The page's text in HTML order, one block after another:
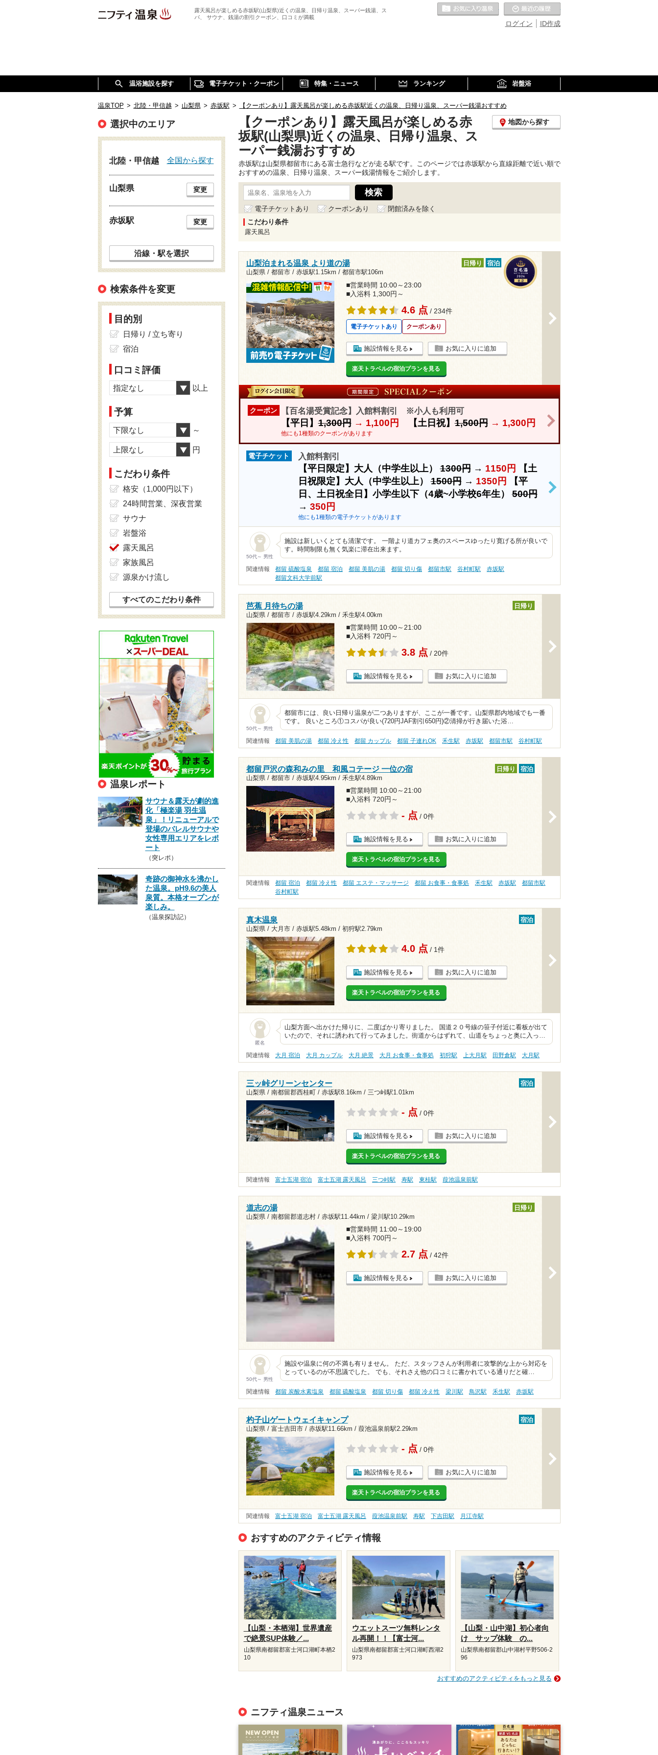
露天風呂が楽しめる赤坂駅(山梨県)近くの温泉、日帰り温泉、スーパー銭湯、ス
パ、 サウナ、銭湯の割引クーポン、口コミが満載
ID作成
ログイン
お気に入りの温泉
温浴施設を探す 電子チケット・クーポン 特集・ニュース ランキング 岩盤浴
温泉TOP > 北陸・甲信越 > 山梨県 > 赤坂駅 > 【クーポンあり】露天風呂が楽しめる赤坂駅近くの温泉、日帰り温泉、スーパー銭湯おすすめ
【クーポンあり】露天風呂が楽しめる赤
坂駅(山梨県)近くの温泉、日帰り温泉、ス
ーパー銭湯おすすめ
地図から探す
赤坂駅は山梨県都留市にある富士急行などが走る駅です。このページでは赤坂駅から直線距離で近い順で
おすすめの温泉、日帰り温泉、スーパー銭湯情報をご紹介します。
電子チケットあり クーポンあり
閉館済みを除く
こだわり条件
露天風呂
山梨泊まれる温泉 より道の湯
山梨県 / 都留市 / 赤坂駅1.15km / 都留市駅106m
日帰り 宿泊
■営業時間 10:00～23:00
■入浴料 1,300円～
4.6 点 / 234件
電子チケットあり クーポンあり
施設情報を見る お気に入りに追加
楽天トラベルの宿泊プランを見る
クーポン 【百名湯受賞記念】入館料割引 ※小人も利用可
【平日】1,300円→ 1,100円 【土日祝】1,500円→ 1,300円
他にも1種類のクーポンがあります
電子チケット 入館料割引
【平日限定】大人（中学生以上）1300円→ 1150円
【土
日祝限定】大人（中学生以上）1500円→ 1350円
【平
日、土日祝全日】小学生以下（4歳~小学校6年生）500円
→ 350円
他にも1種類の電子チケットがあります
>
50代～ 男性
施設は新しいくとても清潔です。 一階より道カフェ奥のスペースゆったり寛げる所が良いで
す。時間制限も無く気楽に滞在出来ます。
関連情報 都留 硫酸塩泉 都留 宿泊 都留 美肌の湯 都留 切り傷 都留市駅 谷村町駅
赤坂駅
都留文科大学前駅
芭蕉 月待ちの湯
山梨県 / 都留市 / 赤坂駅4.29km / 禾生駅4.00km
日帰り
■営業時間 10:00～21:00
■入浴料 720円～
3.8 点 / 20件
施設情報を見る お気に入りに追加
50代～ 男性
都留市には、良い日帰り温泉が二つありますが、ここが一番です。山梨県郡内地域でも一番
です。 良いところ①コスパが良い(720円JAF割引650円)②清掃が行き届いた浴…
関連情報 都留 美肌の湯 都留 冷え性 都留 カップル 都留 子連れOK 禾生駅 赤坂駅 都留市駅 谷村町駅
都留戸沢の森和みの里 和風コテージ 一位の宿
山梨県 / 都留市 / 赤坂駅4.95km / 禾生駅4.89km
日帰り 宿泊
■営業時間 10:00～21:00
■入浴料 720円～
- 点 / 0件
施設情報を見る お気に入りに追加
楽天トラベルの宿泊プランを見る
関連情報 都留 宿泊 都留 冷え性 都留 エステ・マッサージ 都留 お食事・食事処 禾生駅 赤坂駅
都留市駅
谷村町駅
真木温泉
山梨県 / 大月市 / 赤坂駅5.48km / 初狩駅2.79km
宿泊
4.0 点 / 1件
施設情報を見る お気に入りに追加
楽天トラベルの宿泊プランを見る
匿名
山梨方面へ出かけた帰りに、二度ばかり寄りました。 国道２０号線の笹子付近に看板が出て
いたので、それに誘われて行ってみました。街道からはずれて、山道をちょっと奥に入っ…
関連情報 大月 宿泊 大月 カップル 大月 絶景 大月 お食事・食事処 初狩駅 上大月駅 田野倉駅 大月駅
三ッ峠グリーンセンター
山梨県 / 南都留郡西桂町 / 赤坂駅8.16km / 三つ峠駅1.01km
宿泊
- 点 / 0件
施設情報を見る お気に入りに追加
楽天トラベルの宿泊プランを見る
関連情報 富士五湖 宿泊 富士五湖 露天風呂 三つ峠駅 寿駅 東桂駅 葭池温泉前駅
道志の湯
山梨県 / 南都留郡道志村 / 赤坂駅11.44km / 梁川駅10.29km
日帰り
■営業時間 11:00～19:00
■入浴料 700円～
2.7 点 / 42件
施設情報を見る お気に入りに追加
50代～ 男性
施設や温泉に何の不満も有りません。 ただ、スタッフさんが利用者に攻撃的な上から対応を
とっているのが不思議でした。 でも、それさえ他の口コミに書かれている通りだと確…
関連情報 都留 炭酸水素塩泉 都留 硫酸塩泉 都留 切り傷 都留 冷え性 梁川駅 鳥沢駅 禾生駅 赤坂駅
杓子山ゲートウェイキャンプ
山梨県 / 富士吉田市 / 赤坂駅11.66km / 葭池温泉前駅2.29km
宿泊
- 点 / 0件
施設情報を見る お気に入りに追加
楽天トラベルの宿泊プランを見る
関連情報 富士五湖 宿泊 富士五湖 露天風呂 葭池温泉前駅 寿駅 下吉田駅 月江寺駅
おすすめのアクティビティ情報
【山梨・本栖湖】世界遺産
で絶景SUP体験／...
山梨県南都留郡富士河口湖町本栖2
10
ウエットスーツ無料レンタ
ル再開！！【富士河...
山梨県南都留郡富士河口湖町西湖2
973
【山梨・山中湖】初心者向
け サップ体験 の...
山梨県南都留郡山中湖村平野506-2
96
おすすめのアクティビティをもっと見る
ニフティ温泉ニュース
選択中のエリア
北陸・甲信越 全国から探す
山梨県 変更
赤坂駅 変更
沿線・駅を選択
検索条件を変更
目的別
日帰り / 立ち寄り
宿泊
口コミ評価
指定なし 以上
予算
下限なし ～
上限なし 円
こだわり条件
格安（1,000円以下）
24時間営業、深夜営業
サウナ
岩盤浴
露天風呂
家族風呂
源泉かけ流し
すべてのこだわり条件
温泉レポート
サウナ＆露天が劇的進
化「極楽湯 羽生温
泉」！リニューアルで
登場のバレルサウナや
女性専用エリアをレポ
ート
（突レポ）
奇跡の御神水を沸かし
た温泉。pH9.6の美人
泉質。本格オープンが
楽しみ。
（温泉探訪記）